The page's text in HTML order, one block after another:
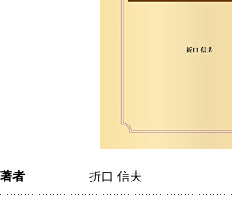
著者 折口 信夫